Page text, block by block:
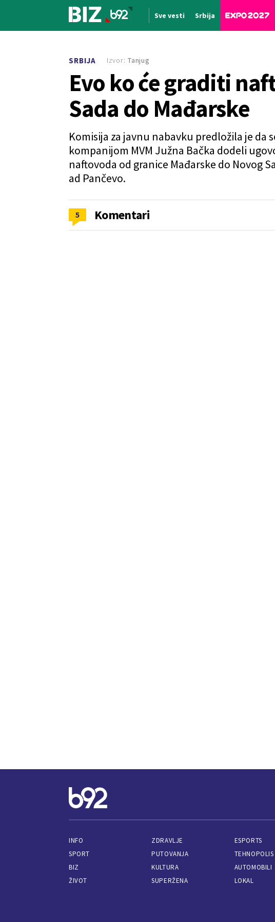
Sve vesti Srbija
SRBIJA
Evo ko će graditi
Sada do Mađarske
Komisija za javnu nabavku predložila je da
kompanijom MVM Južna Bačka dodeli
naftovoda od granice Mađarske do Novog
ad Pančevo.
Izvor: Tanjug
5 Komentari
INFO
SPORT
BIZ
ŽIVOT
ZDRAVLJE
PUTOVANJA
KULTURA
SUPERŽENA
ESPORTS
TEHNOPOLIS
AUTOMOBILI
LOKAL